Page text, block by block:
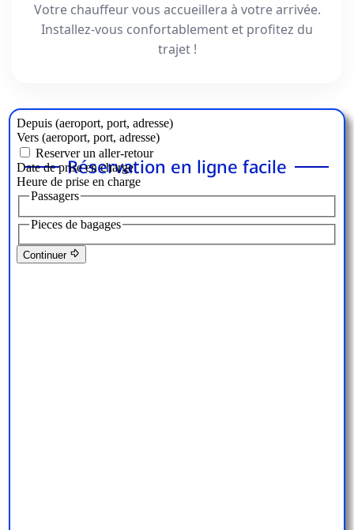
Votre chauffeur vous accueillera à votre arrivée.
Installez-vous confortablement et profitez du
trajet !
Réservation en ligne facile